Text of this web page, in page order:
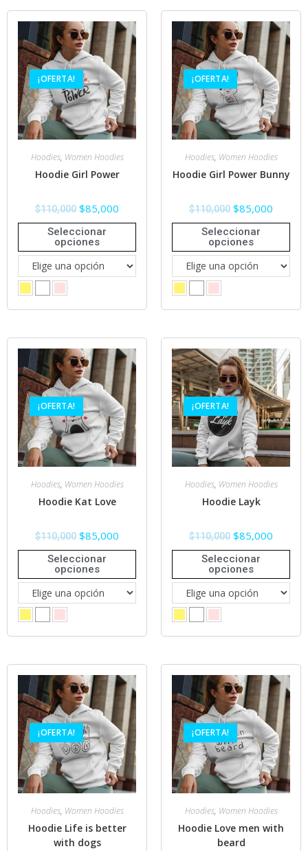
¡OFERTA!
Hoodies, Women Hoodies
Hoodie Girl Power
$110,000 $85,000
Seleccionar
opciones
¡OFERTA!
Hoodies, Women Hoodies
Hoodie Girl Power Bunny
$110,000 $85,000
Seleccionar
opciones
¡OFERTA!
Hoodies, Women Hoodies
Hoodie Kat Love
$110,000 $85,000
Seleccionar
opciones
¡OFERTA!
Hoodies, Women Hoodies
Hoodie Layk
$110,000 $85,000
Seleccionar
opciones
¡OFERTA!
Hoodies, Women Hoodies
Hoodie Life is better
with dogs
¡OFERTA!
Hoodies, Women Hoodies
Hoodie Love men with
beard